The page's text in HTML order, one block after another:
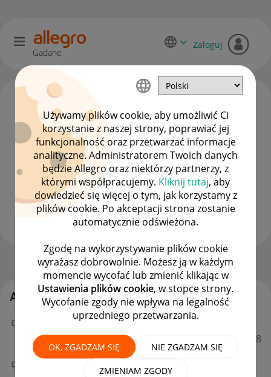
Używamy plików cookie, aby umożliwić Ci
korzystanie z naszej strony, poprawiać jej
funkcjonalność oraz przetwarzać informacje
analityczne. Administratorem Twoich danych
będzie Allegro oraz niektórzy partnerzy, z
którymi współpracujemy. Kliknij tutaj, aby
dowiedzieć się więcej o tym, jak korzystamy z
plików cookie. Po akceptacji strona zostanie
automatycznie odświeżona.
Zgodę na wykorzystywanie plików cookie
wyrażasz dobrowolnie. Możesz ją w każdym
momencie wycofać lub zmienić klikając w
Ustawienia plików cookie, w stopce strony.
Wycofanie zgody nie wpływa na legalność
uprzedniego przetwarzania.
OK, ZGADZAM SIĘ NIE ZGADZAM SIĘ
ZMIENIAM ZGODY
Gadane
Zaloguj
piter24220
#7 Wielbiciel
Strona Główna OPCJE
Aktywność piter24220
Twój nowy wpis Leasing
kupującychmożna już podziwiać :)
11:08
Twój nowy wpisAllegro Payna forum